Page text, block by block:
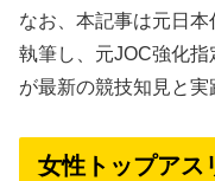
なお、本記事は元日
執筆し、元JOC強化
が最新の競技知見と実
女性トップアス